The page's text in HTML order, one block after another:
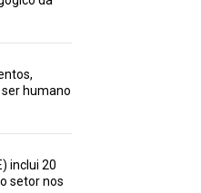
humano
inclui 20
setor nos